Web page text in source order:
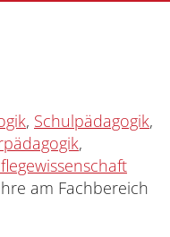
, Schulpädagogik,
,
am Fachbereich